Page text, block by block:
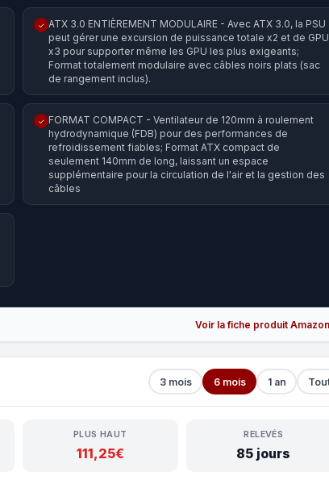
✓ ATX 3.0 ENTIÈREMENT MODULAIRE - Avec ATX 3.0, la PSU
peut gérer une excursion de puissance totale x2 et de GPU
x3 pour supporter même les GPU les plus exigeants;
Format totalement modulaire avec câbles noirs plats (sac
de rangement inclus).
✓ FORMAT COMPACT - Ventilateur de 120mm à roulement
hydrodynamique (FDB) pour des performances de
refroidissement fiables; Format ATX compact de
seulement 140mm de long, laissant un espace
supplémentaire pour la circulation de l'air et la gestion des
câbles
Voir la fiche produit
3 mois 6 mois 1 an
PLUS HAUT
111,25€
RELEVÉS
85 jours